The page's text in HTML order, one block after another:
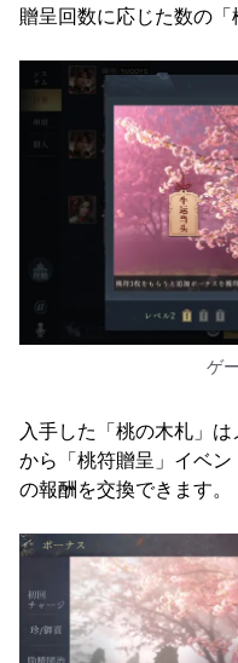
贈呈回数に応じた数の「
ゲ
入手した「桃の木札」
から「桃符贈呈」イベ
の報酬を交換できます。